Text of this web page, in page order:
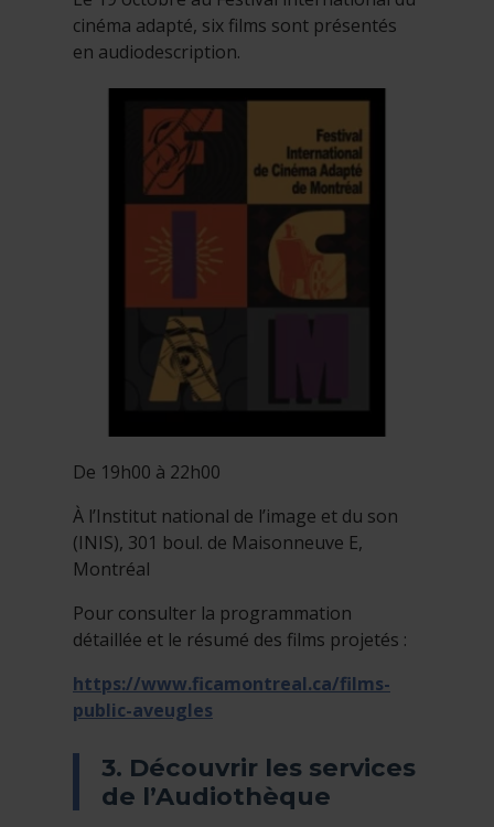
cinéma adapté, six films sont présentés
en audiodescription.
De 19h00 à 22h00
À l’Institut national de l’image et du son
(INIS), 301 boul. de Maisonneuve E,
Montréal
Pour consulter la programmation
détaillée et le résumé des films projetés :
https://www.ficamontreal.ca/films-
public-aveugles
3. Découvrir les services
de l’Audiothèque